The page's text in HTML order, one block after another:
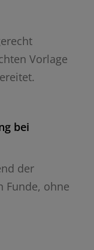
Vorlage
bei
der
Funde, ohne